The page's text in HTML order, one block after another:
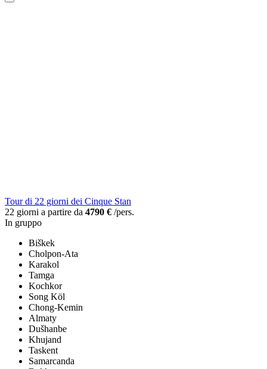
Tour di 22 giorni dei Cinque Stan
22 giorni a partire da 4790 € /pers.
In gruppo
Biškek
Cholpon-Ata
Karakol
Tamga
Kochkor
Song Köl
Chong-Kemin
Almaty
Dušhanbe
Khujand
Taskent
Samarcanda